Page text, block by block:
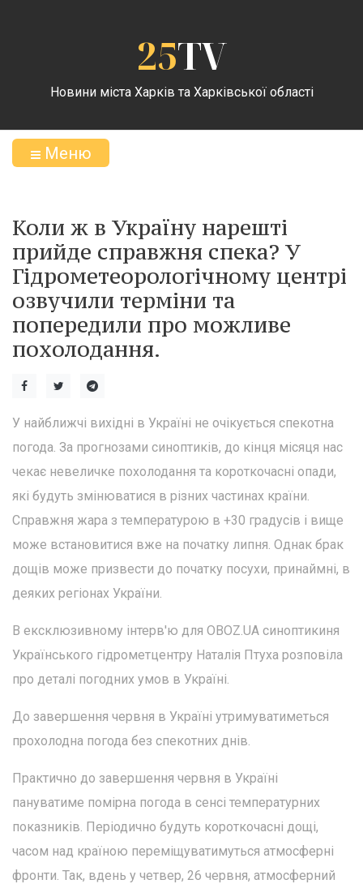
25TV
Новини міста Харків та Харківської області
Меню
Коли ж в Україну нарешті
прийде справжня спека? У
Гідрометеорологічному центрі
озвучили терміни та
попередили про можливе
похолодання.
У найближчі вихідні в Україні не очікується спекотна
погода. За прогнозами синоптиків, до кінця місяця нас
чекає невеличке похолодання та короткочасні опади,
які будуть змінюватися в різних частинах країни.
Справжня жара з температурою в +30 градусів і вище
може встановитися вже на початку липня. Однак брак
дощів може призвести до початку посухи, принаймні, в
деяких регіонах України.
В ексклюзивному інтерв'ю для OBOZ.UA синоптикиня
Українського гідрометцентру Наталія Птуха розповіла
про деталі погодних умов в Україні.
До завершення червня в Україні утримуватиметься
прохолодна погода без спекотних днів.
Практично до завершення червня в Україні
пануватиме помірна погода в сенсі температурних
показників. Періодично будуть короткочасні дощі,
часом над країною переміщуватимуться атмосферні
фронти. Так, вдень у четвер, 26 червня, атмосферний